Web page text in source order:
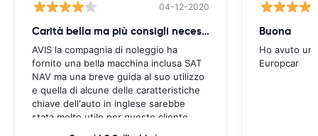
04-12-2020
Carità bella ma più consigli necessari
AVIS la compagnia di noleggio ha
fornito una bella macchina inclusa SAT
NAV ma una breve guida al suo utilizzo
e quella di alcune delle caratteristiche
chiave dell'auto in inglese sarebbe
stata molto utile per questo cliente.
Buona
Ho avuto
Europcar